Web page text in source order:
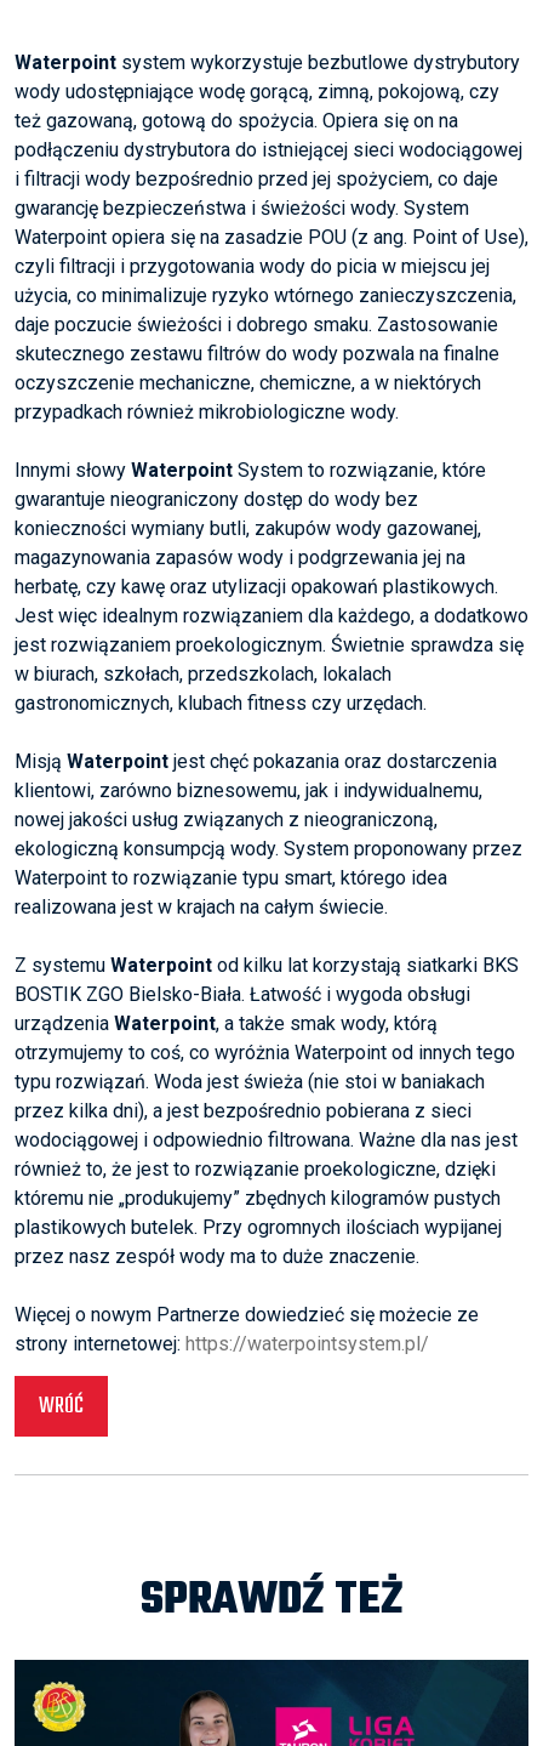
Waterpoint system wykorzystuje bezbutlowe dystrybutory
wody udostępniające wodę gorącą, zimną, pokojową, czy
też gazowaną, gotową do spożycia. Opiera się on na
podłączeniu dystrybutora do istniejącej sieci wodociągowej
i filtracji wody bezpośrednio przed jej spożyciem, co daje
gwarancję bezpieczeństwa i świeżości wody. System
Waterpoint opiera się na zasadzie POU (z ang. Point of Use),
czyli filtracji i przygotowania wody do picia w miejscu jej
użycia, co minimalizuje ryzyko wtórnego zanieczyszczenia,
daje poczucie świeżości i dobrego smaku. Zastosowanie
skutecznego zestawu filtrów do wody pozwala na finalne
oczyszczenie mechaniczne, chemiczne, a w niektórych
przypadkach również mikrobiologiczne wody.
Innymi słowy Waterpoint System to rozwiązanie, które
gwarantuje nieograniczony dostęp do wody bez
konieczności wymiany butli, zakupów wody gazowanej,
magazynowania zapasów wody i podgrzewania jej na
herbatę, czy kawę oraz utylizacji opakowań plastikowych.
Jest więc idealnym rozwiązaniem dla każdego, a dodatkowo
jest rozwiązaniem proekologicznym. Świetnie sprawdza się
w biurach, szkołach, przedszkolach, lokalach
gastronomicznych, klubach fitness czy urzędach.
Misją Waterpoint jest chęć pokazania oraz dostarczenia
klientowi, zarówno biznesowemu, jak i indywidualnemu,
nowej jakości usług związanych z nieograniczoną,
ekologiczną konsumpcją wody. System proponowany przez
Waterpoint to rozwiązanie typu smart, którego idea
realizowana jest w krajach na całym świecie.
Z systemu Waterpoint od kilku lat korzystają siatkarki BKS
BOSTIK ZGO Bielsko-Biała. Łatwość i wygoda obsługi
urządzenia Waterpoint, a także smak wody, którą
otrzymujemy to coś, co wyróżnia Waterpoint od innych tego
typu rozwiązań. Woda jest świeża (nie stoi w baniakach
przez kilka dni), a jest bezpośrednio pobierana z sieci
wodociągowej i odpowiednio filtrowana. Ważne dla nas jest
również to, że jest to rozwiązanie proekologiczne, dzięki
któremu nie „produkujemy” zbędnych kilogramów pustych
plastikowych butelek. Przy ogromnych ilościach wypijanej
przez nasz zespół wody ma to duże znaczenie.
Więcej o nowym Partnerze dowiedzieć się możecie ze
strony internetowej: https://waterpointsystem.pl/
WRÓĆ
SPRAWDŹ TEŻ